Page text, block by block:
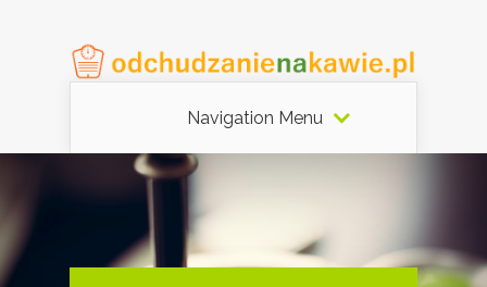
Navigation Menu